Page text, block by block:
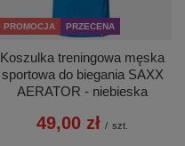
PROMOCJA PRZECENA
Koszulka treningowa męska
sportowa do biegania SAXX
AERATOR - niebieska
49,00 zł / szt.